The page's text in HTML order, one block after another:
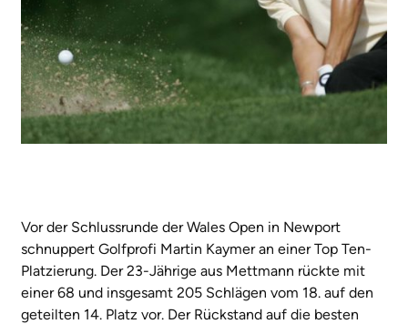
Vor der Schlussrunde der Wales Open in Newport
schnuppert Golfprofi Martin Kaymer an einer Top Ten-
Platzierung. Der 23-Jährige aus Mettmann rückte mit
einer 68 und insgesamt 205 Schlägen vom 18. auf den
geteilten 14. Platz vor. Der Rückstand auf die besten